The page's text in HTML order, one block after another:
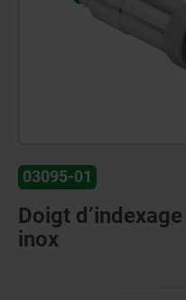
03095-01
Doigt
inox